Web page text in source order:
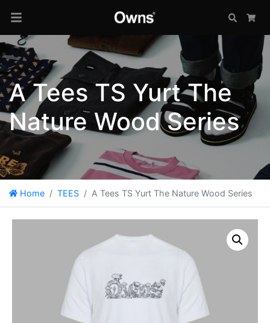
Search
A Tees TS Yurt The
Nature Wood Series
Home TEES A Tees TS Yurt The Nature Wood Series